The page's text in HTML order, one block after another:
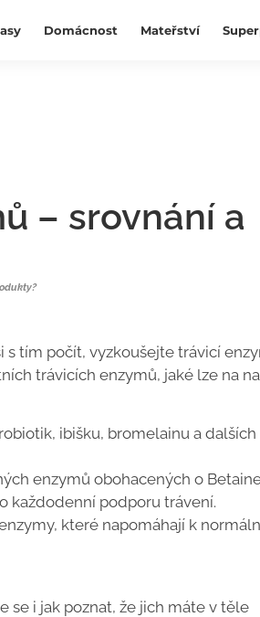
Domácnost Mateřství
– srovnání a
tím počít, vyzkoušejte trávicí
trávicích enzymů, jaké lze na
ibišku, bromelainu a dalších
enzymů obohacených o
každodenní podporu trávení.
které napomáhají k
se i jak poznat, že jich máte v těle